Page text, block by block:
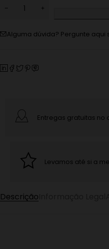
Alguma dúvida? Pergunte aqui
Entregas gratuitas no
Levamos até si a
Descrição